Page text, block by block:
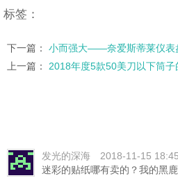
标签：
下一篇： 小而强大——奈爱斯蒂莱仪表
上一篇： 2018年度5款50美刀以下筒子
发光的深海
2018-11-15
迷彩的贴纸哪有卖的？我的黑